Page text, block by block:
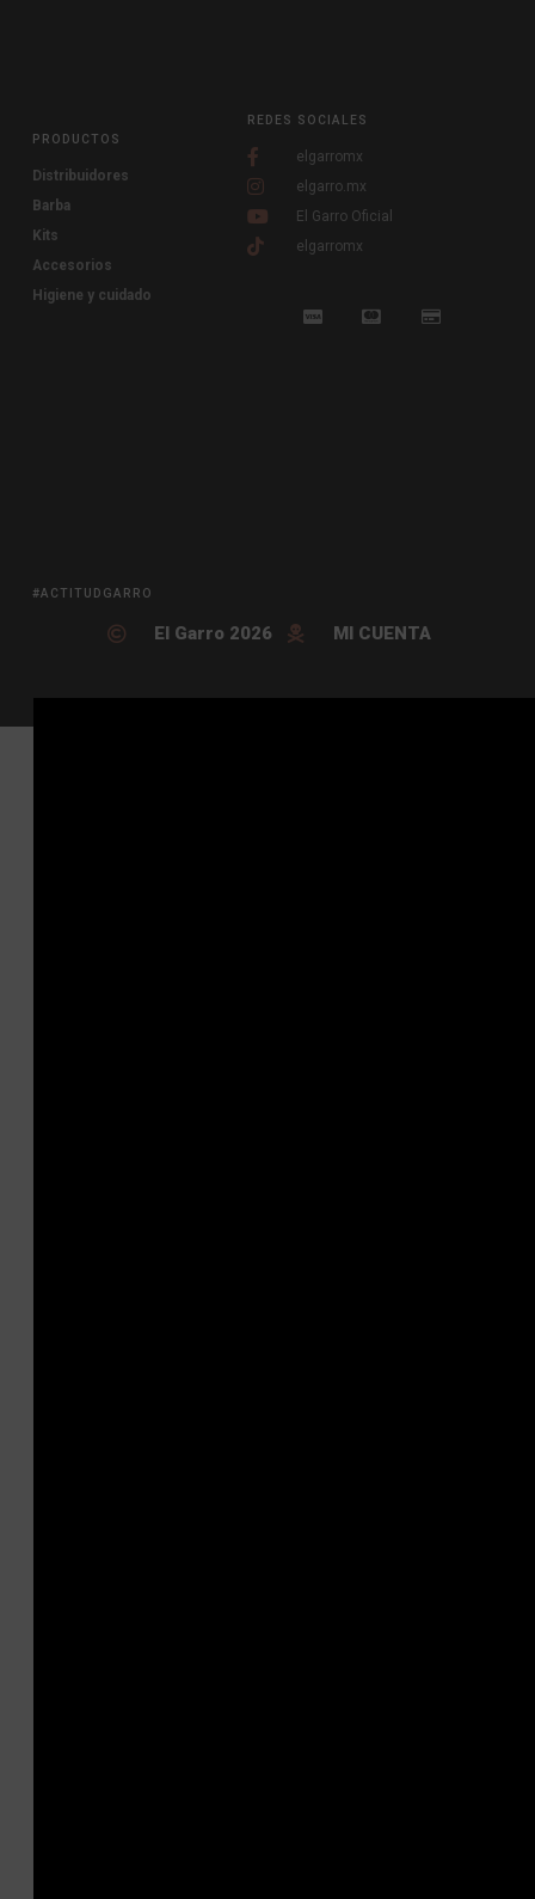
REDES SOCIALES
elgarromx
elgarro.mx
El Garro Oficial
elgarromx
PRODUCTOS
Distribuidores
Barba
Kits
Accesorios
Higiene y cuidado
#ACTITUDGARRO
El Garro 2026 MI CUENTA